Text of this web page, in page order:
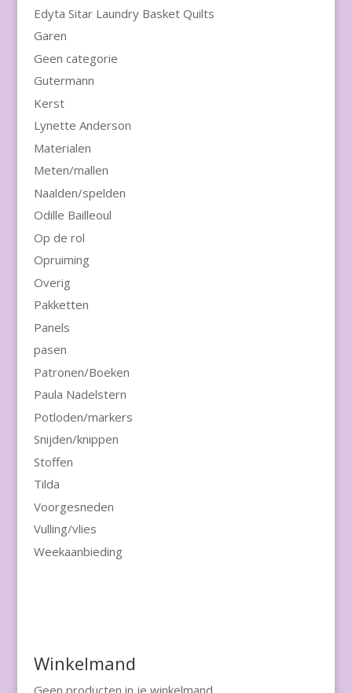
Edyta Sitar Laundry Basket Quilts
Garen
Geen categorie
Gutermann
Kerst
Lynette Anderson
Materialen
Meten/mallen
Naalden/spelden
Odille Bailleoul
Op de rol
Opruiming
Overig
Pakketten
Panels
pasen
Patronen/Boeken
Paula Nadelstern
Potloden/markers
Snijden/knippen
Stoffen
Tilda
Voorgesneden
Vulling/vlies
Weekaanbieding
Winkelmand
Geen producten in je winkelmand.